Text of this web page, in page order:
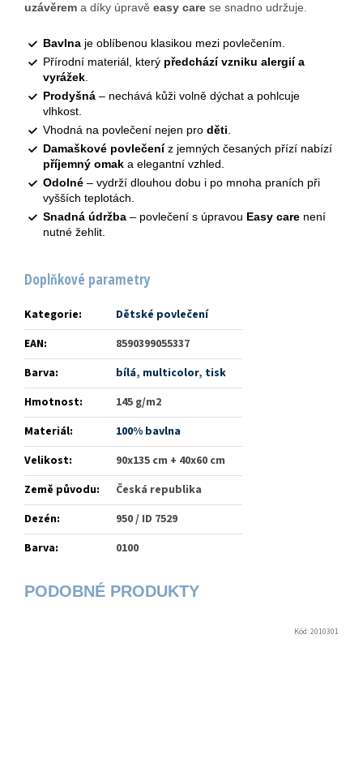
uzávěrem a díky úpravě easy care se snadno udržuje.
Bavlna je oblíbenou klasikou mezi povlečením.
Přírodní materiál, který předchází vzniku alergií a
vyrážek.
Prodyšná – nechává kůži volně dýchat a pohlcuje
vlhkost.
Vhodná na povlečení nejen pro děti.
Damaškové povlečeníz jemných česaných přízí nabízí
příjemný omak a elegantní vzhled.
Odolné – vydrží dlouhou dobu i po mnoha praních při
vyšších teplotách.
Snadná údržba – povlečení s úpravou Easy care není
nutné žehlit.
Doplňkové parametry
Kategorie:
Dětské povlečení
EAN:
8590399055337
Barva: bílá, multicolor, tisk
Hmotnost:
145 g/m2
Materiál:
100% bavlna
Velikost:
90x135 cm + 40x60 cm
Země původu:
Česká republika
Dezén:
950 / ID 7529
Barva: 0100
Kód:2010301